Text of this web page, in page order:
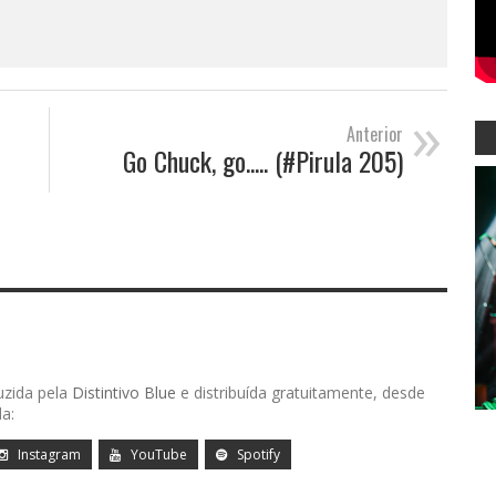
»
Anterior
Go Chuck, go..... (#Pirula 205)
pela Distintivo Blue e distribuída gratuitamente, desde
Instagram YouTube Spotify